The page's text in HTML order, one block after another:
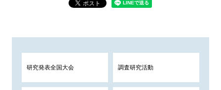
研究発表全国大会 調査研究活動